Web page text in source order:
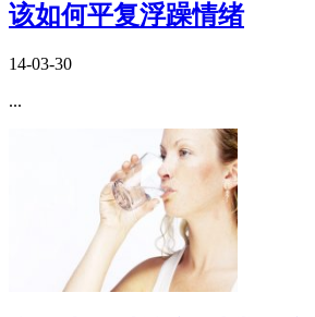
该如何平复浮躁情绪
14-03-30
...